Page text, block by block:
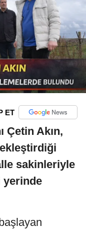
ET
Çetin Akın,
sakinleriyle
yerinde